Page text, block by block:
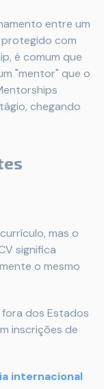
entre um
com
é comum que
"mentor" que o
chegando
mas o
significa
o mesmo
dos Estados
inscrições de
internacional